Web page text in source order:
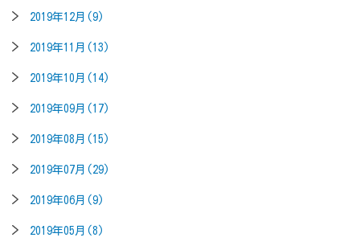
2019年12月(9)
2019年11月(13)
2019年10月(14)
2019年09月(17)
2019年08月(15)
2019年07月(29)
2019年06月(9)
2019年05月(8)